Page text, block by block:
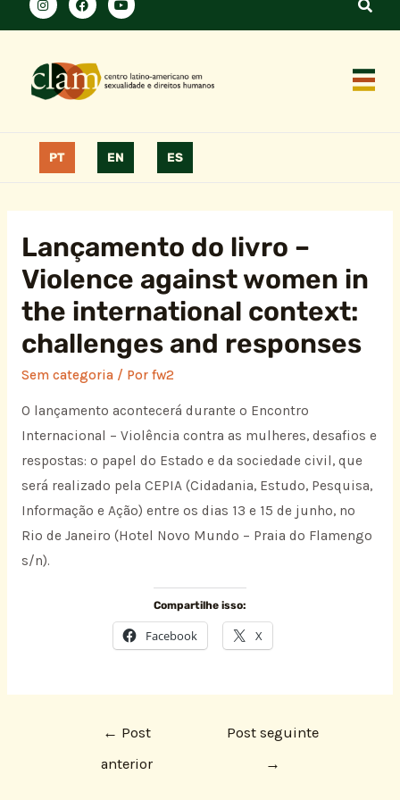
PT EN ES
Lançamento do livro –
Violence against women in
the international context:
challenges and responses
Sem categoria/ Por fw2
O lançamento acontecerá durante o Encontro
Internacional – Violência contra as mulheres, desafios e
respostas: o papel do Estado e da sociedade civil, que
será realizado pela CEPIA (Cidadania, Estudo, Pesquisa,
Informação e Ação) entre os dias 13 e 15 de junho, no
Rio de Janeiro (Hotel Novo Mundo – Praia do Flamengo
s/n).
Compartilhe isso:
Facebook X
← Post
anterior
Post seguinte
→